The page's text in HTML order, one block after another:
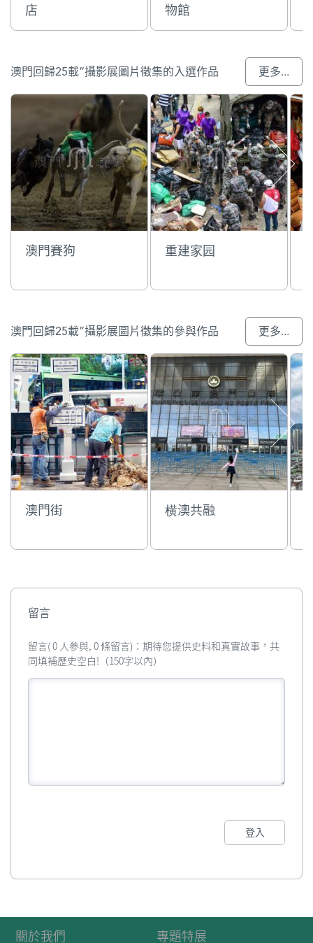
店 物館
澳門回歸25載”攝影展圖片徵集的入選作品 更多...
澳門賽狗 重建家园
澳門回歸25載”攝影展圖片徵集的參與作品 更多...
澳門街 横澳共融
留言
留言( 0 人參與, 0 條留言)：期待您提供史料和真實故事，共
同填補歷史空白!（150字以內）
登入
關於我們
專題特展